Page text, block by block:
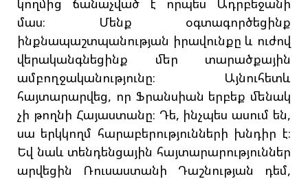
մաս։ Մենք օգտագործեցինք
ինքնապաշտպանության իրավունքը և ուժով
վերականգնեցինք մեր տարածքային
ամբողջականությունը։ Այնուհետև
հայտարարվեց, որ Ֆրանսիան երբեք մենակ
չի թողնի Հայաստանը։ Դե, ինչպես ասում են,
սա երկկողմ հարաբերությունների խնդիր է։
Եվ նաև տենդենցային հայտարարություններ
արվեցին Ռուսաստանի Դաշնության դեմ,